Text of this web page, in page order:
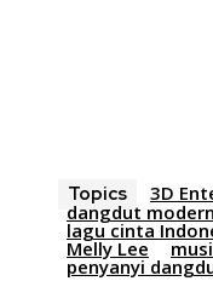
Topics 3D
dangdut modern
lagu cinta
Melly Lee
penyanyi